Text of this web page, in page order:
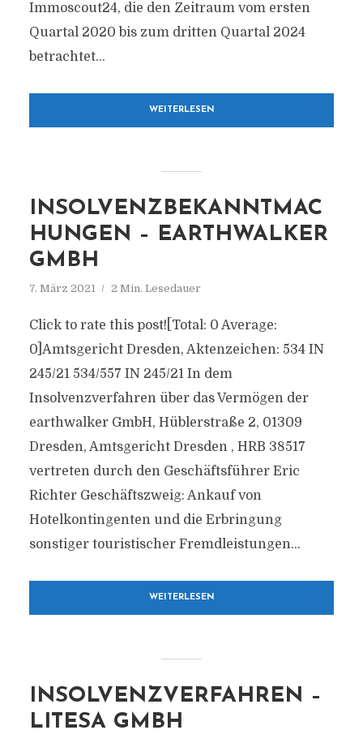
Immoscout24, die den Zeitraum vom ersten
Quartal 2020 bis zum dritten Quartal 2024
betrachtet...
WEITERLESEN
INSOLVENZBEKANNTMAC
HUNGEN – EARTHWALKER
GMBH
7. März 2021 2 Min. Lesedauer
Click to rate this post![Total: 0 Average:
0]Amtsgericht Dresden, Aktenzeichen: 534 IN
245/21 534/557 IN 245/21 In dem
Insolvenzverfahren über das Vermögen der
earthwalker GmbH, Hüblerstraße 2, 01309
Dresden, Amtsgericht Dresden , HRB 38517
vertreten durch den Geschäftsführer Eric
Richter Geschäftszweig: Ankauf von
Hotelkontingenten und die Erbringung
sonstiger touristischer Fremdleistungen...
WEITERLESEN
INSOLVENZVERFAHREN –
LITESA GMBH